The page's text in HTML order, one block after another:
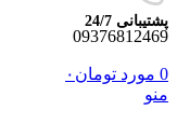
پشتیبانی 24/7
09376812469
0 مورد تومان ۰
منو